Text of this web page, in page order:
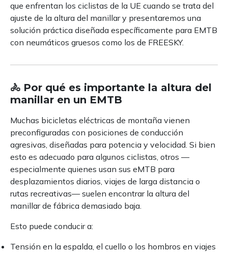
que enfrentan los ciclistas de la UE cuando se trata del
ajuste de la altura del manillar y presentaremos una
solución práctica diseñada específicamente para EMTB
con neumáticos gruesos como los de FREESKY.
🚴 Por qué es importante la altura del
manillar en un EMTB
Muchas bicicletas eléctricas de montaña vienen
preconfiguradas con posiciones de conducción
agresivas, diseñadas para potencia y velocidad. Si bien
esto es adecuado para algunos ciclistas, otros —
especialmente quienes usan sus eMTB para
desplazamientos diarios, viajes de larga distancia o
rutas recreativas— suelen encontrar la altura del
manillar de fábrica demasiado baja.
Esto puede conducir a:
Tensión en la espalda, el cuello o los hombros en viajes